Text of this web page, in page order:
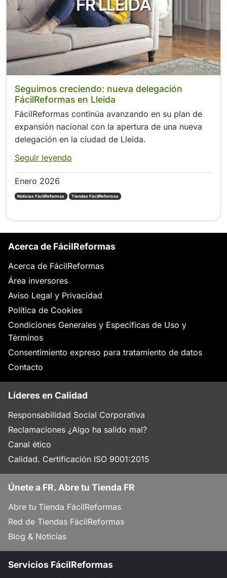
Seguimos creciendo: nueva delegación
FácilReformas en Lleida
FácilReformas continúa avanzando en su plan de
expansión nacional con la apertura de una nueva
delegación en la ciudad de Lleida.
Seguir leyendo
Enero 2026
Noticias FácilReformas Tiendas FácilReformas
Acerca de FácilReformas
Acerca de FácilReformas
Área inversores
Aviso Legal y Privacidad
Política de Cookies
Condiciones Generales y Específicas de Uso y
Términos
Consentimiento expreso para tratamiento de datos
Contacto
Líderes en Calidad
Responsabilidad Social Corporativa
Reclamaciones ¿Algo ha salido mal?
Canal ético
Calidad. Certificación ISO 9001:2015
Únete a FR. Abre tu Tienda FR
Abre tu Tienda FácilReformas
Red de Tiendas FácilReformas
Blog & Noticias
Servicios FácilReformas